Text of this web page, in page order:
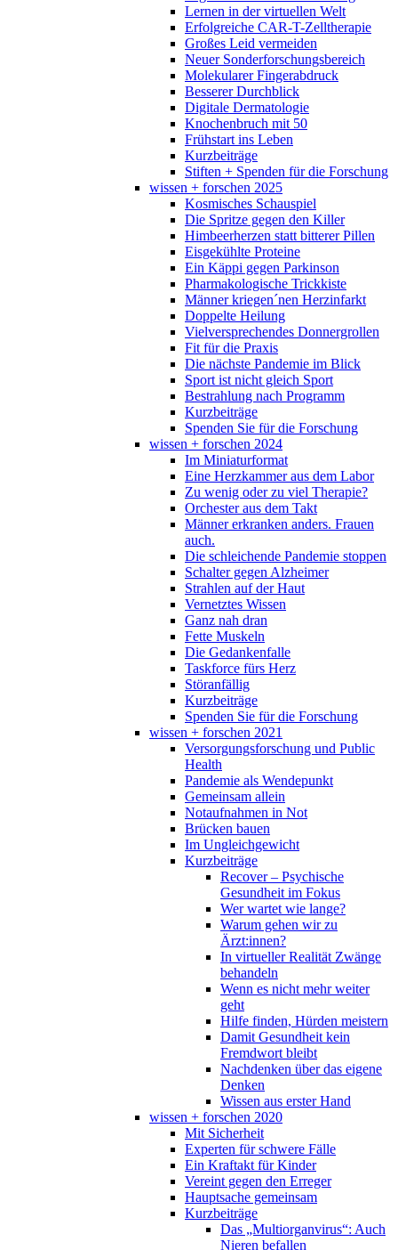
Lernen in der virtuellen Welt
Erfolgreiche CAR-T-Zelltherapie
Großes Leid vermeiden
Neuer Sonderforschungsbereich
Molekularer Fingerabdruck
Besserer Durchblick
Digitale Dermatologie
Knochenbruch mit 50
Frühstart ins Leben
Kurzbeiträge
Stiften + Spenden für die Forschung
wissen + forschen 2025
Kosmisches Schauspiel
Die Spritze gegen den Killer
Himbeerherzen statt bitterer Pillen
Eisgekühlte Proteine
Ein Käppi gegen Parkinson
Pharmakologische Trickkiste
Männer kriegen´nen Herzinfarkt
Doppelte Heilung
Vielversprechendes Donnergrollen
Fit für die Praxis
Die nächste Pandemie im Blick
Sport ist nicht gleich Sport
Bestrahlung nach Programm
Kurzbeiträge
Spenden Sie für die Forschung
wissen + forschen 2024
Im Miniaturformat
Eine Herzkammer aus dem Labor
Zu wenig oder zu viel Therapie?
Orchester aus dem Takt
Männer erkranken anders. Frauen
auch.
Die schleichende Pandemie stoppen
Schalter gegen Alzheimer
Strahlen auf der Haut
Vernetztes Wissen
Ganz nah dran
Fette Muskeln
Die Gedankenfalle
Taskforce fürs Herz
Störanfällig
Kurzbeiträge
Spenden Sie für die Forschung
wissen + forschen 2021
Versorgungsforschung und Public
Health
Pandemie als Wendepunkt
Gemeinsam allein
Notaufnahmen in Not
Brücken bauen
Im Ungleichgewicht
Kurzbeiträge
Recover – Psychische
Gesundheit im Fokus
Wer wartet wie lange?
Warum gehen wir zu
Ärzt:innen?
In virtueller Realität Zwänge
behandeln
Wenn es nicht mehr weiter
geht
Hilfe finden, Hürden meistern
Damit Gesundheit kein
Fremdwort bleibt
Nachdenken über das eigene
Denken
Wissen aus erster Hand
wissen + forschen 2020
Mit Sicherheit
Experten für schwere Fälle
Ein Kraftakt für Kinder
Vereint gegen den Erreger
Hauptsache gemeinsam
Kurzbeiträge
Das „Multiorganvirus“: Auch
Nieren befallen